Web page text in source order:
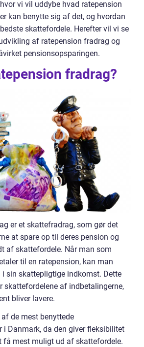
vi vil uddybe hvad ratepension
kan benytte sig af det, og hvordan
skattefordele. Herefter vil vi se
af ratepension fradrag og
pensionsopsparingen.
fradrag?
er et skattefradrag, som gør det
at spare op til deres pension og
af skattefordele. Når man som
til en ratepension, kan man
sin skattepligtige indkomst. Dette
skattefordelene af indbetalingerne,
bliver lavere.
af de mest benyttede
i Danmark, da den giver fleksibilitet
få mest muligt ud af skattefordele.